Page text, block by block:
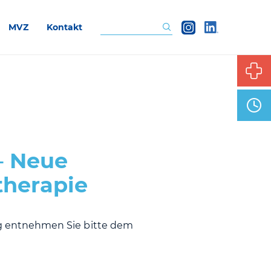
MVZ Kontakt
Neue
entnehmen Sie bitte dem